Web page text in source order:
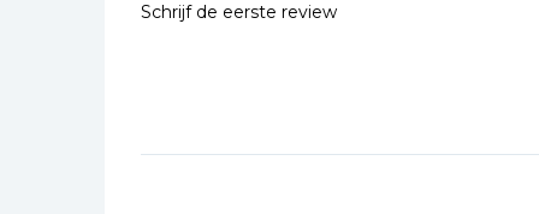
Schrijf de eerste review